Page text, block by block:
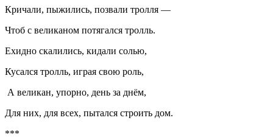
Кричали, пыжились, позвали тролля —
Чтоб с великаном потягался тролль.
Ехидно скалились, кидали солью,
Кусался тролль, играя свою роль,
А великан, упорно, день за днём,
Для них, для всех, пытался строить дом.
***